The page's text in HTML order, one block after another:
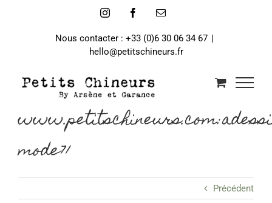
InstagramFacebookEmail
Nous contacter : +33 (0)6 30 06 34 67 |
hello@petitschineurs.fr
mode71
Précédent